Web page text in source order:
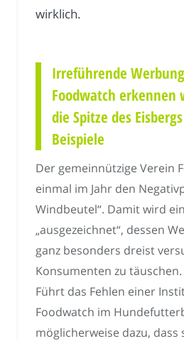
wirklich.
Irreführende
Foodwatch erkennen
die Spitze des
Beispiele
Der gemeinnützige Verein
einmal im Jahr den
Windbeutel“. Damit wird
„ausgezeichnet“, dessen
ganz besonders dreist
Konsumenten zu
Führt das Fehlen einer
Foodwatch im
möglicherweise dazu, dass